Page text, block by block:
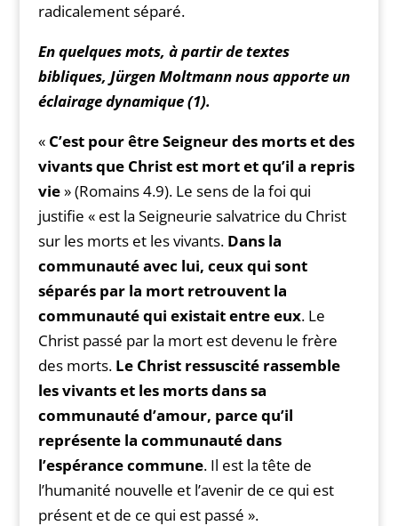
radicalement séparé.
En quelques mots, à partir de textes
bibliques, Jürgen Moltmann nous apporte un
éclairage dynamique (1).
« C’est pour être Seigneur des morts et des
vivants que Christ est mort et qu’il a repris
vie» (Romains 4.9). Le sens de la foi qui
justifie « est la Seigneurie salvatrice du Christ
sur les morts et les vivants. Dans la
communauté avec lui, ceux qui sont
séparés par la mort retrouvent la
communauté qui existait entre eux. Le
Christ passé par la mort est devenu le frère
des morts. Le Christ ressuscité rassemble
les vivants et les morts dans sa
communauté d’amour, parce qu’il
représente la communauté dans
l’espérancecommune. Il est la tête de
l’humanité nouvelle et l’avenir de ce qui est
présent et de ce qui est passé ».